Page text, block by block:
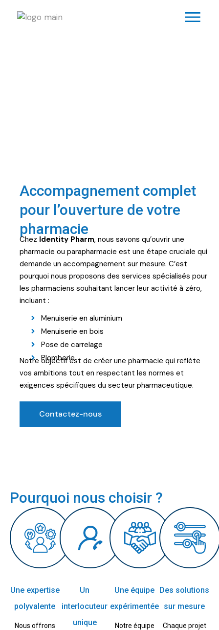
Accompagnement complet
pour l’ouverture de votre
pharmacie
Chez Identity Pharm, nous savons qu’ouvrir une
pharmacie ou parapharmacie est une étape cruciale qui
demande un accompagnement sur mesure. C’est
pourquoi nous proposons des services spécialisés pour
les pharmaciens souhaitant lancer leur activité à zéro,
incluant :
Menuiserie en aluminium
Menuiserie en bois
Pose de carrelage
Plomberie
Notre objectif est de créer une pharmacie qui reflète
vos ambitions tout en respectant les normes et
exigences spécifiques du secteur pharmaceutique.
Contactez-nous
Pourquoi nous choisir ?
Une expertise
polyvalente
Nous offrons
Un
interlocuteur
unique
Une équipe
expérimentée
Notre équipe
Des solutions
sur mesure
Chaque projet